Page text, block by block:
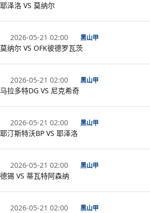
耶泽洛 VS 莫纳尔
2026-05-21 02:00 黑山甲
莫纳尔 VS OFK彼德罗瓦茨
2026-05-21 02:00 黑山甲
马拉多特DG VS 尼克希奇
2026-05-21 02:00 黑山甲
耶汀斯特沃BP VS 耶泽洛
2026-05-21 02:00 黑山甲
德锡 VS 蒂瓦特阿森纳
2026-05-21 02:00 黑山甲